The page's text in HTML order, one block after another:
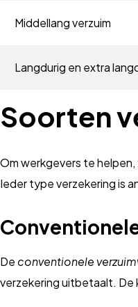
Middellang verzuim
Langdurig en extra
Soorten
Om werkgevers te helpen,
Ieder type verzekering is
De conventionele
verzekering uitbetaalt. De